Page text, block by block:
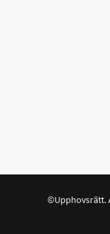
©Upphovsrätt.